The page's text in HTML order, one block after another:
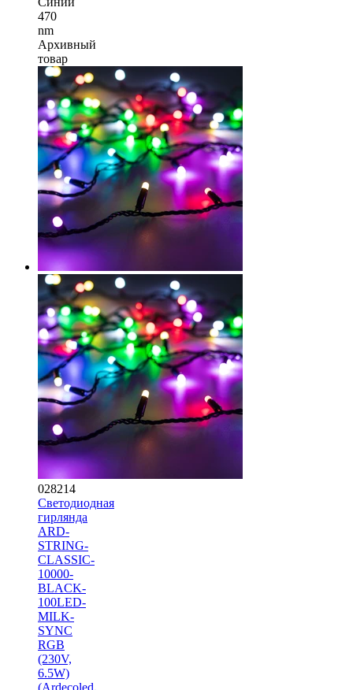
470
nm
Архивный
товар
028214
Светодиодная
гирлянда
ARD-
STRING-
CLASSIC-
10000-
BLACK-
100LED-
MILK-
SYNC
RGB
(230V,
6.5W)
(Ardecoled,